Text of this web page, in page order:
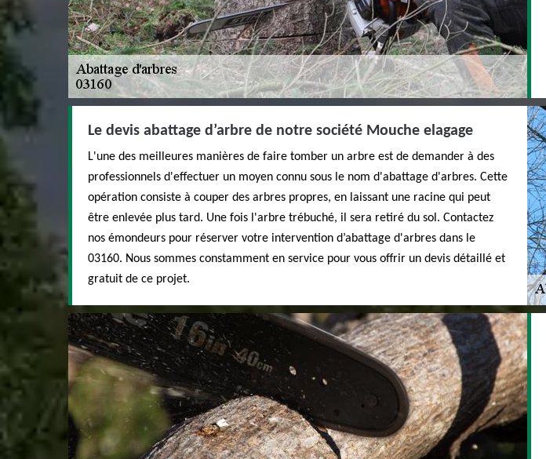
Le devis abattage d’arbre de notre société Mouche elagage
L'une des meilleures manières de faire tomber un arbre est de demander à des
professionnels d'effectuer un moyen connu sous le nom d'abattage d'arbres. Cette
opération consiste à couper des arbres propres, en laissant une racine qui peut
être enlevée plus tard. Une fois l'arbre trébuché, il sera retiré du sol. Contactez
nos émondeurs pour réserver votre intervention d’abattage d'arbres dans le
03160. Nous sommes constamment en service pour vous offrir un devis détaillé et
gratuit de ce projet.